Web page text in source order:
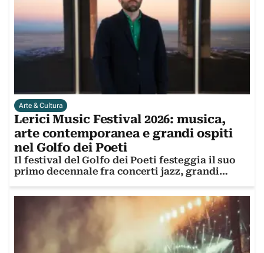
Arte & Cultura
Lerici Music Festival 2026: musica,
arte contemporanea e grandi ospiti
nel Golfo dei Poeti
Il festival del Golfo dei Poeti festeggia il suo
primo decennale fra concerti jazz, grandi